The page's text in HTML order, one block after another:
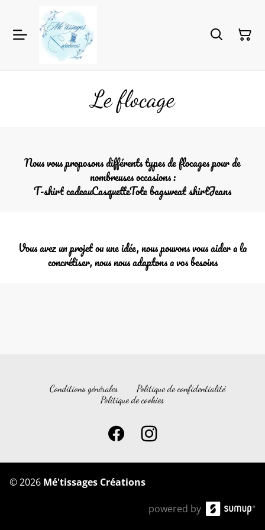
Le flocage
Nous vous proposons différents types de flocages pour de
nombreuses occasions :
T-shirt cadeauCasquetteTote bagsweat shirtJeans
Vous avez un projet ou une idée, nous pouvons vous aider a la
concrétiser, nous nous adaptons a vos besoins
Conditions générales
Politique de confidentialité
Politique de cookies
©2026 Mé'tissages Créations
powered by